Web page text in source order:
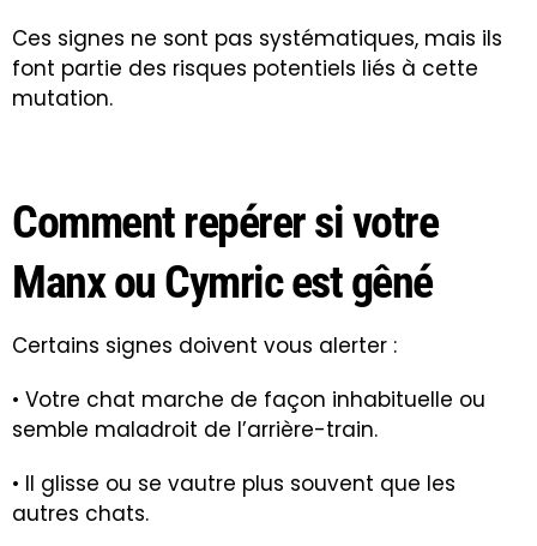
Ces signes ne sont pas systématiques, mais ils
font partie des risques potentiels liés à cette
mutation.
Comment repérer si votre
Manx ou Cymric est gêné
Certains signes doivent vous alerter :
• Votre chat marche de façon inhabituelle ou
semble maladroit de l’arrière-train.
• Il glisse ou se vautre plus souvent que les
autres chats.